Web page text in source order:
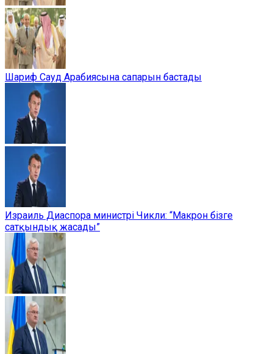
Шариф Сауд Арабиясына сапарын бастады
Израиль Диаспора министрі Чикли: “Макрон бізге
сатқындық жасады”